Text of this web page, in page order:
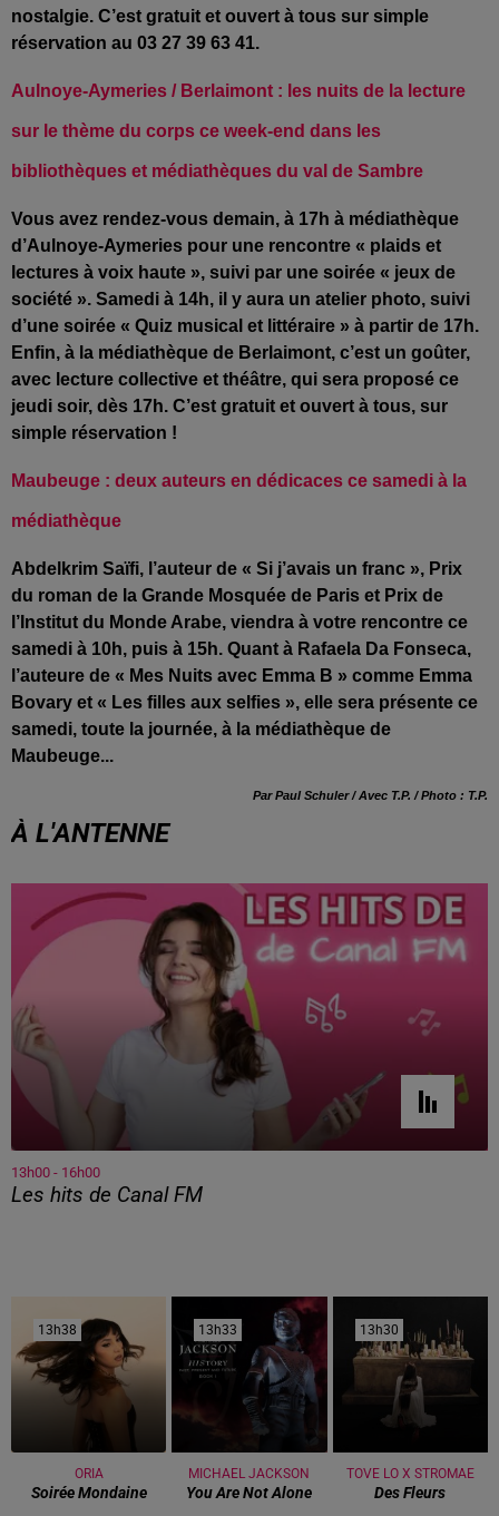
nostalgie. C’est gratuit et ouvert à tous sur simple
réservation au 03 27 39 63 41.
Aulnoye-Aymeries / Berlaimont : les nuits de la lecture
sur le thème du corps ce week-end dans les
bibliothèques et médiathèques du val de Sambre
Vous avez rendez-vous demain, à 17h à médiathèque
d’Aulnoye-Aymeries pour une rencontre « plaids et
lectures à voix haute », suivi par une soirée « jeux de
société ». Samedi à 14h, il y aura un atelier photo, suivi
d’une soirée « Quiz musical et littéraire » à partir de 17h.
Enfin, à la médiathèque de Berlaimont, c’est un goûter,
avec lecture collective et théâtre, qui sera proposé ce
jeudi soir, dès 17h. C’est gratuit et ouvert à tous, sur
simple réservation !
Maubeuge : deux auteurs en dédicaces ce samedi à la
médiathèque
Abdelkrim Saïfi, l’auteur de « Si j’avais un franc », Prix
du roman de la Grande Mosquée de Paris et Prix de
l’Institut du Monde Arabe, viendra à votre rencontre ce
samedi à 10h, puis à 15h. Quant à Rafaela Da Fonseca,
l’auteure de « Mes Nuits avec Emma B » comme Emma
Bovary et « Les filles aux selfies », elle sera présente ce
samedi, toute la journée, à la médiathèque de
Maubeuge...
Par Paul Schuler / Avec T.P. / Photo : T.P.
À L'ANTENNE
13h00 - 16h00
Les hits de Canal FM
13h38
13h38
ORIA
Soirée Mondaine
13h33
13h33
MICHAEL JACKSON
You Are Not Alone
13h30
13h30
TOVE LO X STROMAE
Des Fleurs